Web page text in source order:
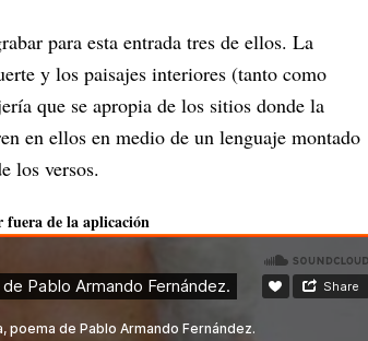
para esta entrada tres de ellos. La
y los paisajes interiores (tanto como
que se apropia de los sitios donde la
en ellos en medio de un lenguaje montado
los versos.
fuera de la aplicación